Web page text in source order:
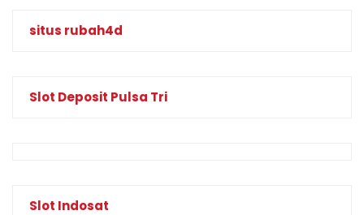
situs rubah4d
Slot Deposit Pulsa Tri
Slot Indosat